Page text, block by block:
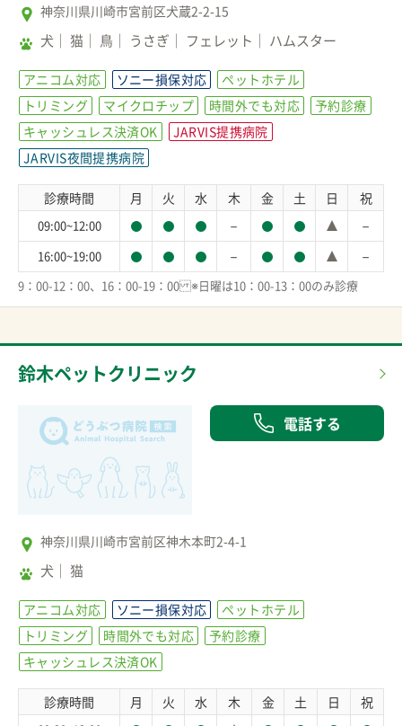
神奈川県川崎市宮前区犬蔵2-2-15
犬 猫 鳥 うさぎ フェレット ハムスター
アニコム対応 ソニー損保対応
ペットホテル
トリミング
マイクロチップ 時間外でも対応
予約診療
キャッシュレス決済OK
JARVIS提携病院
JARVIS夜間提携病院
診療時間 月 火 水 木 金 土 日 祝
09:00~12:00 － －
16:00~19:00 － －
9：00-12：00、16：00-19：00※日曜は10：00-13：00のみ診療
鈴木ペットクリニック
電話する
神奈川県川崎市宮前区神木本町2-4-1
犬 猫
アニコム対応 ソニー損保対応
ペットホテル
トリミング
時間外でも対応
予約診療
キャッシュレス決済OK
診療時間 月 火 水 木 金 土 日 祝